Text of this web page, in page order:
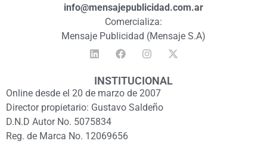
info@mensajepublicidad.com.ar
Comercializa:
Mensaje Publicidad (Mensaje S.A)
INSTITUCIONAL
Online desde el 20 de marzo de 2007
Director propietario: Gustavo Saldeño
D.N.D Autor No. 5075834
Reg. de Marca No. 12069656